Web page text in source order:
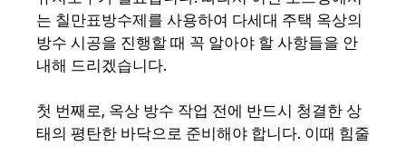
는 칠만표방수제를 사용하여 다세대 주택 옥상의
방수 시공을 진행할 때 꼭 알아야 할 사항들을 안
내해 드리겠습니다.
첫 번째로, 옥상 방수 작업 전에 반드시 청결한 상
태의 평탄한 바닥으로 준비해야 합니다. 이때 힘줄